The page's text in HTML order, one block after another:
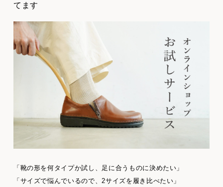
てます
「靴の形を何タイプか試し、足に合うものに決めたい」
「サイズで悩んでいるので、2サイズを履き比べたい」